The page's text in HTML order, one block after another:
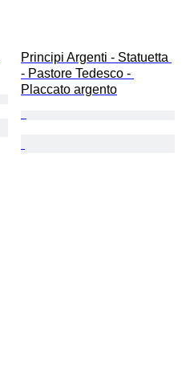
Principi Argenti - Statuetta
- Pastore Tedesco -
Placcato argento